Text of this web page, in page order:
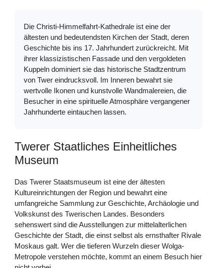
Die Christi-Himmelfahrt-Kathedrale ist eine der
ältesten und bedeutendsten Kirchen der Stadt, deren
Geschichte bis ins 17. Jahrhundert zurückreicht. Mit
ihrer klassizistischen Fassade und den vergoldeten
Kuppeln dominiert sie das historische Stadtzentrum
von Twer eindrucksvoll. Im Inneren bewahrt sie
wertvolle Ikonen und kunstvolle Wandmalereien, die
Besucher in eine spirituelle Atmosphäre vergangener
Jahrhunderte eintauchen lassen.
Twerer Staatliches Einheitliches
Museum
Das Twerer Staatsmuseum ist eine der ältesten
Kultureinrichtungen der Region und bewahrt eine
umfangreiche Sammlung zur Geschichte, Archäologie und
Volkskunst des Twerischen Landes. Besonders
sehenswert sind die Ausstellungen zur mittelalterlichen
Geschichte der Stadt, die einst selbst als ernsthafter Rivale
Moskaus galt. Wer die tieferen Wurzeln dieser Wolga-
Metropole verstehen möchte, kommt an einem Besuch hier